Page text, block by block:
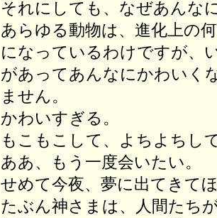
それにしても、なぜあんな
あらゆる動物は、進化上の
になっているわけですが、
があってあんなにかわいく
ません。
かわいすぎる。
もこもこして、よちよちし
ああ、もう一度会いたい。
せめて今夜、夢に出てきて
たぶん神さまは、人間たち